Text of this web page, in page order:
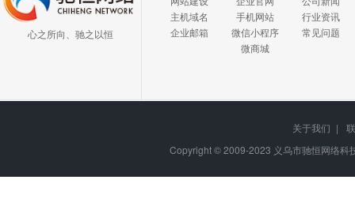
心之所向、驰之以恒
主机域名
企业邮箱
手机网站
微信小程序
微商城
行业资讯
常见问题
关于我们 |
Copyright © 2009-2023 义乌市驰恒网络科